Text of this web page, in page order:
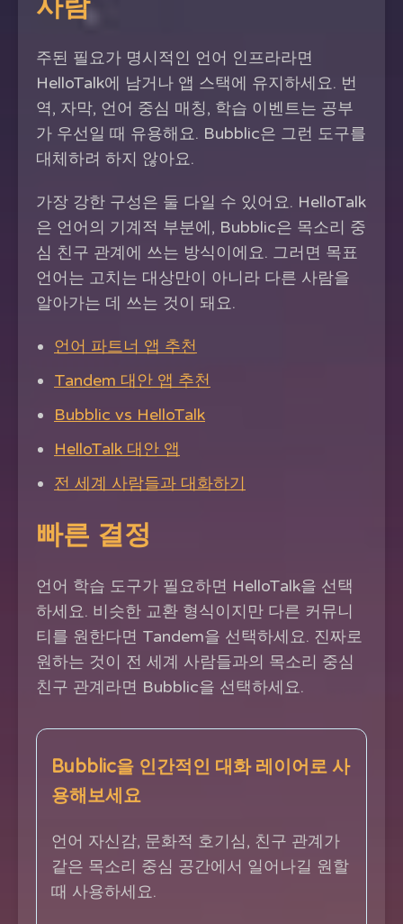
사람
주된 필요가 명시적인 언어 인프라라면
HelloTalk에 남거나 앱 스택에 유지하세요. 번
역, 자막, 언어 중심 매칭, 학습 이벤트는 공부
가 우선일 때 유용해요. Bubblic은 그런 도구를
대체하려 하지 않아요.
가장 강한 구성은 둘 다일 수 있어요. HelloTalk
은 언어의 기계적 부분에, Bubblic은 목소리 중
심 친구 관계에 쓰는 방식이에요. 그러면 목표
언어는 고치는 대상만이 아니라 다른 사람을
알아가는 데 쓰는 것이 돼요.
언어 파트너 앱 추천
Tandem 대안 앱 추천
Bubblic vs HelloTalk
HelloTalk 대안 앱
전 세계 사람들과 대화하기
빠른 결정
언어 학습 도구가 필요하면 HelloTalk을 선택
하세요. 비슷한 교환 형식이지만 다른 커뮤니
티를 원한다면 Tandem을 선택하세요. 진짜로
원하는 것이 전 세계 사람들과의 목소리 중심
친구 관계라면 Bubblic을 선택하세요.
Bubblic을 인간적인 대화 레이어로 사
용해보세요
언어 자신감, 문화적 호기심, 친구 관계가
같은 목소리 중심 공간에서 일어나길 원할
때 사용하세요.